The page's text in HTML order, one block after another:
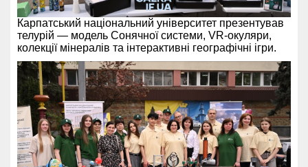
Карпатський національний університет презентував
телурій — модель Сонячної системи, VR-окуляри,
колекції мінералів та інтерактивні географічні ігри.